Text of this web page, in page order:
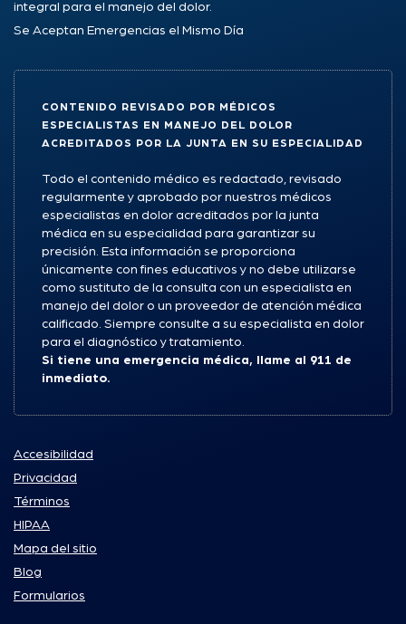
integral para el manejo del dolor.
Se Aceptan Emergencias el Mismo Día
CONTENIDO REVISADO POR MÉDICOS
ESPECIALISTAS EN MANEJO DEL DOLOR
ACREDITADOS POR LA JUNTA EN SU ESPECIALIDAD
Todo el contenido médico es redactado, revisado
regularmente y aprobado por nuestros médicos
especialistas en dolor acreditados por la junta
médica en su especialidad para garantizar su
precisión. Esta información se proporciona
únicamente con fines educativos y no debe utilizarse
como sustituto de la consulta con un especialista en
manejo del dolor o un proveedor de atención médica
calificado. Siempre consulte a su especialista en dolor
para el diagnóstico y tratamiento.
Si tiene una emergencia médica, llame al 911 de
inmediato.
Accesibilidad
Privacidad
Términos
HIPAA
Mapa del sitio
Blog
Formularios